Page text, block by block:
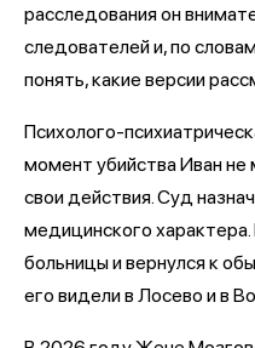
расследования он
следователей и, по
понять, какие версии
Психолого-
момент убийства Иван не
свои действия. Суд
медицинского
больницы и вернулся к
его видели в Лосево и в